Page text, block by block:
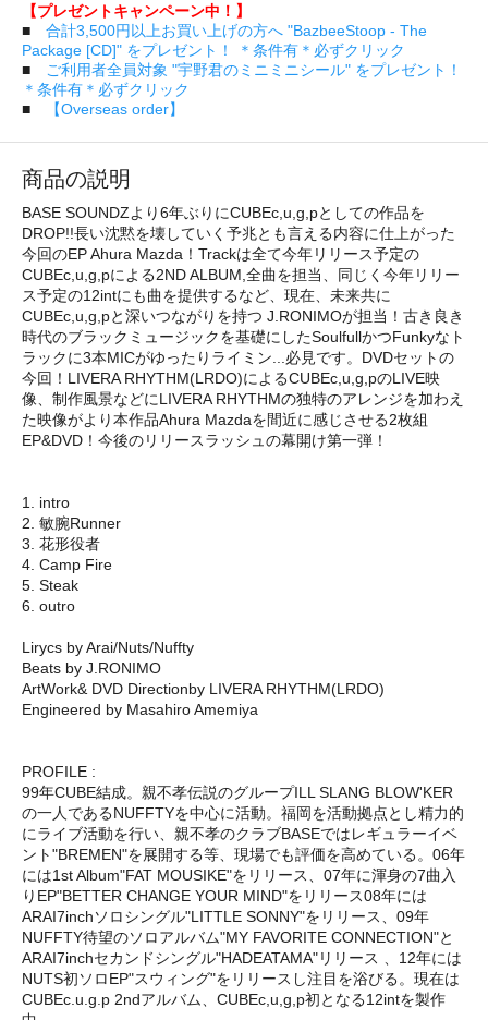
【プレゼントキャンペーン中！】
■ 合計3,500円以上お買い上げの方へ "BazbeeStoop - The
Package [CD]" をプレゼント！ ＊条件有＊必ずクリック
■
ご利用者全員対象 "宇野君のミニミニシール" をプレゼント！
＊条件有＊必ずクリック
■
【Overseas order】
商品の説明
BASE SOUNDZより6年ぶりにCUBEc,u,g,pとしての作品を
DROP!!長い沈黙を壊していく予兆とも言える内容に仕上がった
今回のEP Ahura Mazda！Trackは全て今年リリース予定の
CUBEc,u,g,pによる2ND ALBUM,全曲を担当、同じく今年リリー
ス予定の12intにも曲を提供するなど、現在、未来共に
CUBEc,u,g,pと深いつながりを持つ J.RONIMOが担当！古き良き
時代のブラックミュージックを基礎にしたSoulfullかつFunkyなト
ラックに3本MICがゆったりライミン...必見です。DVDセットの
今回！LIVERA RHYTHM(LRDO)によるCUBEc,u,g,pのLIVE映
像、制作風景などにLIVERA RHYTHMの独特のアレンジを加わえ
た映像がより本作品Ahura Mazdaを間近に感じさせる2枚組
EP&DVD！今後のリリースラッシュの幕開け第一弾！
1. intro
2. 敏腕Runner
3. 花形役者
4. Camp Fire
5. Steak
6. outro
Lirycs by Arai/Nuts/Nuffty
Beats by J.RONIMO
ArtWork& DVD Directionby LIVERA RHYTHM(LRDO)
Engineered by Masahiro Amemiya
PROFILE :
99年CUBE結成。親不孝伝説のグループILL SLANG BLOW'KER
の一人であるNUFFTYを中心に活動。福岡を活動拠点とし精力的
にライブ活動を行い、親不孝のクラブBASEではレギュラーイベ
ント"BREMEN"を展開する等、現場でも評価を高めている。06年
には1st Album"FAT MOUSIKE"をリリース、07年に渾身の7曲入
りEP"BETTER CHANGE YOUR MIND"をリリース08年には
ARAI7inchソロシングル"LITTLE SONNY"をリリース、09年
NUFFTY待望のソロアルバム"MY FAVORITE CONNECTION"と
ARAI7inchセカンドシングル"HADEATAMA"リリース 、12年には
NUTS初ソロEP"スウィング"をリリースし注目を浴びる。現在は
CUBEc.u.g.p 2ndアルバム、CUBEc,u,g,p初となる12intを製作